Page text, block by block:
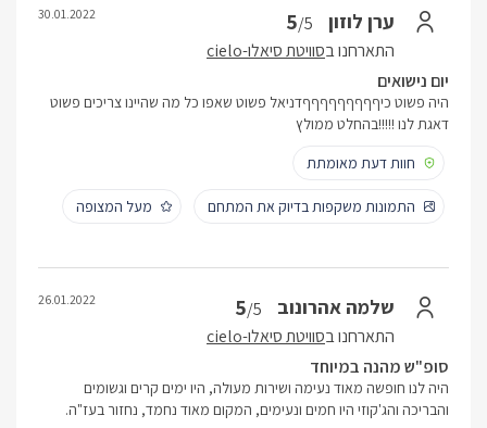
ערן לוזון 5/5
התארחנו בסוויטת סיאלו-cielo
30.01.2022
יום נישואים
היה פשוט כיףףףףףףףףףדניאל פשוט שאפו כל מה שהיינו צריכים פשוט
דאגת לנו !!!!!בהחלט ממולץ
חוות דעת מאומתת
התמונות משקפות בדיוק את המתחם מעל המצופה
שלמה אהרונוב 5/5
התארחנו בסוויטת סיאלו-cielo
26.01.2022
סופ"ש מהנה במיוחד
היה לנו חופשה מאוד נעימה ושירות מעולה, היו ימים קרים וגשומים
והבריכה והג'קוזי היו חמים ונעימים, המקום מאוד נחמד, נחזור בעז"ה.